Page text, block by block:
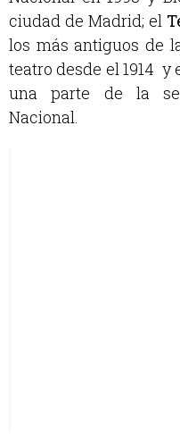
ciudad de Madrid; el
los más antiguos de
teatro desde el 1914 y
una parte de la
Nacional.